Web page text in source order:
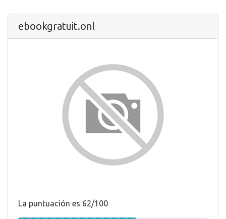
ebookgratuit.onl
La puntuación es 62/100